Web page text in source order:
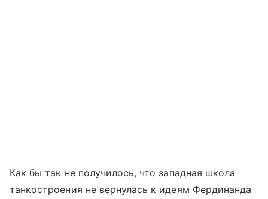
Как бы так не получилось, что западная школа
танкостроения не вернулась к идеям Фердинанда